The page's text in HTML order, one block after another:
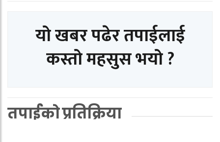
यो खबर पढेर तपाईलाई
कस्तो महसुस भयो ?
तपाईको प्रतिक्रिया